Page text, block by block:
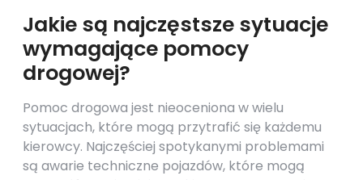
Jakie są najczęstsze sytuacje
wymagające pomocy
drogowej?
Pomoc drogowa jest nieoceniona w wielu
sytuacjach, które mogą przytrafić się każdemu
kierowcy. Najczęściej spotykanymi problemami
są awarie techniczne pojazdów, które mogą